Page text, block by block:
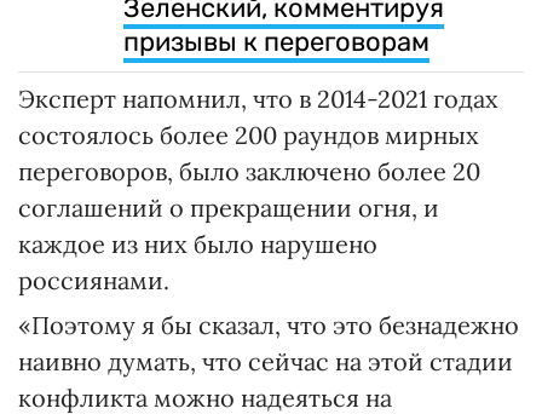
Зеленский, комментируя
призывы к переговорам
Эксперт напомнил, что в 2014-2021 годах
состоялось более 200 раундов мирных
переговоров, было заключено более 20
соглашений о прекращении огня, и
каждое из них было нарушено
россиянами.
«Поэтому я бы сказал, что это безнадежно
наивно думать, что сейчас на этой стадии
конфликта можно надеяться на